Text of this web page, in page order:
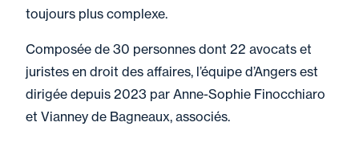
toujours plus complexe.
Composée de 30 personnes dont 22 avocats et
juristes en droit des affaires, l’équipe d’Angers est
dirigée depuis 2023 par Anne-Sophie Finocchiaro
et Vianney de Bagneaux, associés.